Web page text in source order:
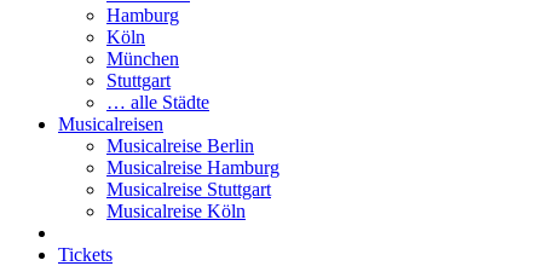
Hamburg
Köln
München
Stuttgart
… alle Städte
Musicalreisen
Musicalreise Berlin
Musicalreise Hamburg
Musicalreise Stuttgart
Musicalreise Köln
Tickets